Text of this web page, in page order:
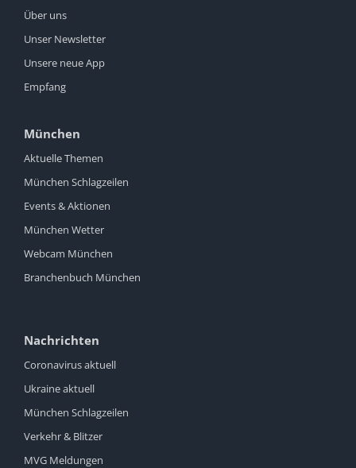
Über uns
Unser Newsletter
Unsere neue App
Empfang
München
Aktuelle Themen
München Schlagzeilen
Events & Aktionen
München Wetter
Webcam München
Branchenbuch München
Nachrichten
Coronavirus aktuell
Ukraine aktuell
München Schlagzeilen
Verkehr & Blitzer
MVG Meldungen